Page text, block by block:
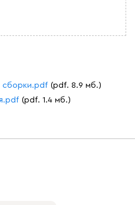
сборки.pdf (pdf. 8.9 мб.)
(pdf. 1.4 мб.)